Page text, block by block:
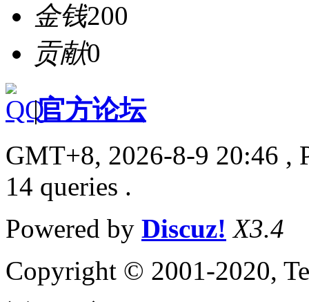
金钱200
贡献0
|官方论坛
GMT+8, 2026-8-9 20:46 ,
14 queries .
Powered by Discuz! X3.4
Copyright © 2001-2020,